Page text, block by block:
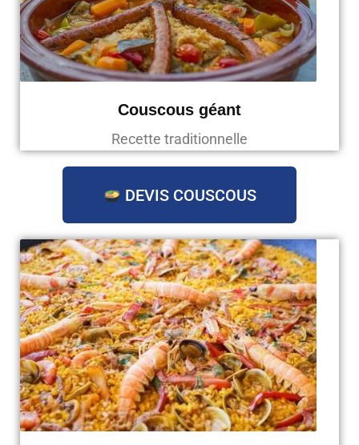
Couscous géant
Recette traditionnelle
DEVIS COUSCOUS